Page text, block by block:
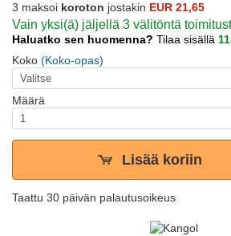
3 maksoi koroton jostakin EUR 21,65
Vain yksi(ä) jäljellä 3 välitöntä
Haluatko sen huomenna? Tilaa sisällä
Koko (Koko-opas)
Määrä
Lisää koriin
Taattu 30 päivän palautusoikeus